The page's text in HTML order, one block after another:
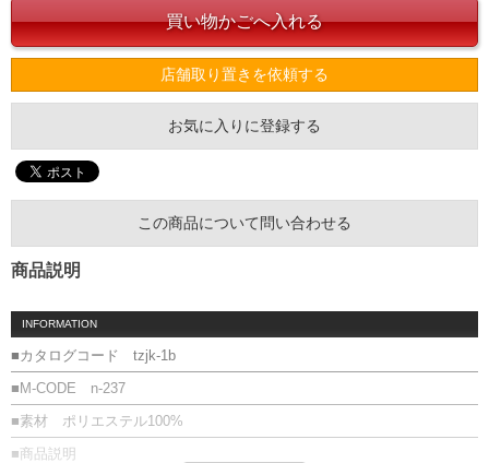
店舗取り置きを依頼する
お気に入りに登録する
この商品について問い合わせる
商品説明
INFORMATION
■カタログコード tzjk-1b
■M-CODE n-237
■素材 ポリエステル100%
■商品説明